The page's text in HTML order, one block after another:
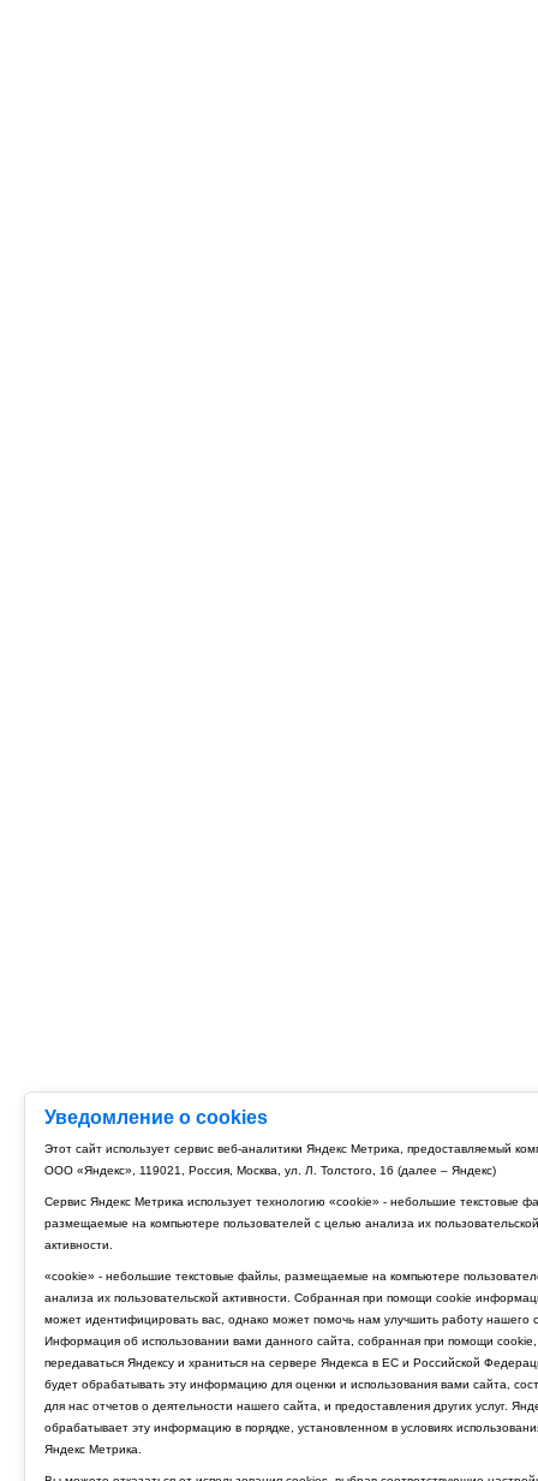
Уведомление о cookies
Этот сайт использует сервис веб-аналитики Яндекс Метрика, предоставляемый
ООО «Яндекс», 119021, Россия, Москва, ул. Л. Толстого, 16 (далее – Яндекс)
Сервис Яндекс Метрика использует технологию «cookie» - небольшие текстовые
размещаемые на компьютере пользователей с целью анализа их пользовательской
активности.
«cookie» - небольшие текстовые файлы, размещаемые на компьютере
анализа их пользовательской активности. Собранная при помощи cookie
может идентифицировать вас, однако может помочь нам улучшить работу нашего
Информация об использовании вами данного сайта, собранная при помощи cookie,
передаваться Яндексу и храниться на сервере Яндекса в ЕС и Российской
будет обрабатывать эту информацию для оценки и использования вами сайта,
для нас отчетов о деятельности нашего сайта, и предоставления других услуг.
обрабатывает эту информацию в порядке, установленном в условиях
Яндекс Метрика.